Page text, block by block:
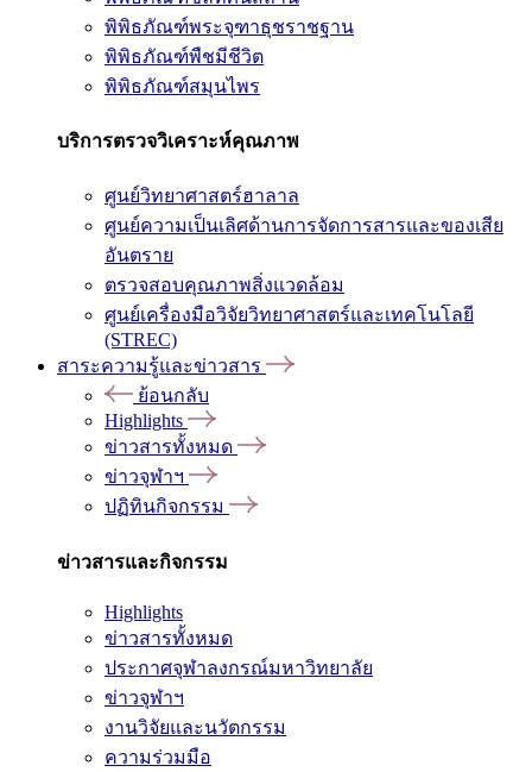
พิพิธภัณฑ์พระจุฑาธุชราชฐาน
พิพิธภัณฑ์พืชมีชีวิต
พิพิธภัณฑ์สมุนไพร
บริการตรวจวิเคราะห์คุณภาพ
ศูนย์วิทยาศาสตร์ฮาลาล
ศูนย์ความเป็นเลิศด้านการจัดการสารและของเสีย
อันตราย
ตรวจสอบคุณภาพสิ่งแวดล้อม
ศูนย์เครื่องมือวิจัยวิทยาศาสตร์และเทคโนโลยี
(STREC)
สาระความรู้และข่าวสาร
ย้อนกลับ
Highlights
ข่าวสารทั้งหมด
ข่าวจุฬาฯ
ปฏิทินกิจกรรม
ข่าวสารและกิจกรรม
Highlights
ข่าวสารทั้งหมด
ประกาศจุฬาลงกรณ์มหาวิทยาลัย
ข่าวจุฬาฯ
งานวิจัยและนวัตกรรม
ความร่วมมือ